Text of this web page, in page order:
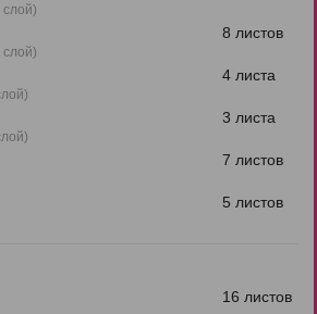
8 листов
4 листа
3 листа
7 листов
5 листов
16 листов